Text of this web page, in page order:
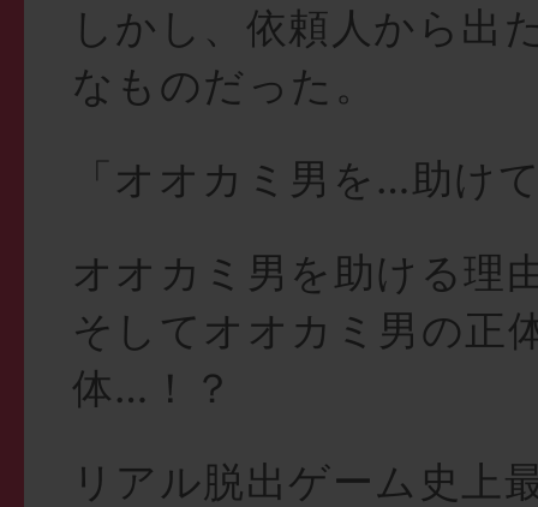
しかし、依頼人から出
なものだった。
「オオカミ男を…助け
オオカミ男を助ける理
そしてオオカミ男の正
体…！？
リアル脱出ゲーム史上